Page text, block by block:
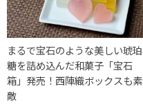
まるで宝石のような美しい琥珀
糖を詰め込んだ和菓子「宝石
箱」発売！西陣織ボックスも素
敵